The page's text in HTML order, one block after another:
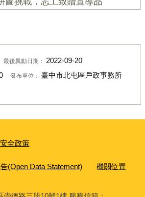
最後異動日期： 2022-09-20
發布單位： 臺中市北屯區戶政事務所
全政策
(Open Data Statement) 機關位置